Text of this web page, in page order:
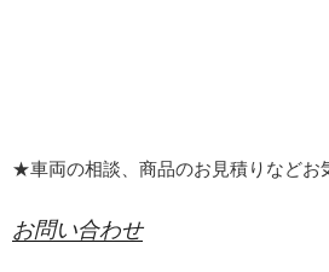
★車両の相談、商品のお見積りなどお
お問い合わせ